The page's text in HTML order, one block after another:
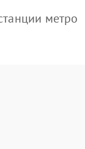
метро